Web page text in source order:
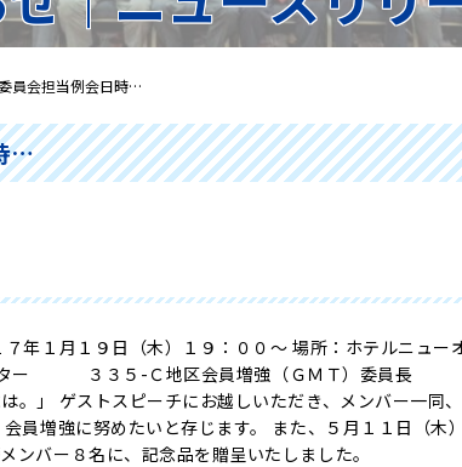
員会担当例会日時…
…
年１月１９日（木）１９：００～ 場所：ホテルニュー
ー ３３５-Ｃ地区会員増強（ＧＭＴ）委員長
。」 ゲストスピーチにお越しいただき、メンバー一同
員増強に努めたいと存じます。 また、５月１１日（木
ンバー８名に、記念品を贈呈いたしました。